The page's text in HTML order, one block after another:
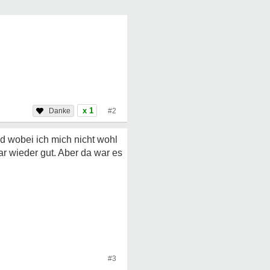
x 1 #2
wobei ich mich nicht wohl
wieder gut. Aber da war es
#3